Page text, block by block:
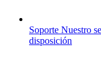
Soporte Nuestro
disposición